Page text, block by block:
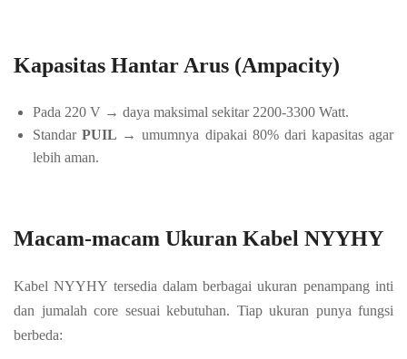
Kapasitas Hantar Arus (Ampacity)
Pada 220 V → daya maksimal sekitar 2200-3300 Watt.
StandarPUIL → umumnya dipakai 80% dari kapasitas agar
lebih aman.
Macam-macam Ukuran Kabel NYYHY
Kabel NYYHY tersedia dalam berbagai ukuran penampang inti
dan jumalah core sesuai kebutuhan. Tiap ukuran punya fungsi
berbeda: